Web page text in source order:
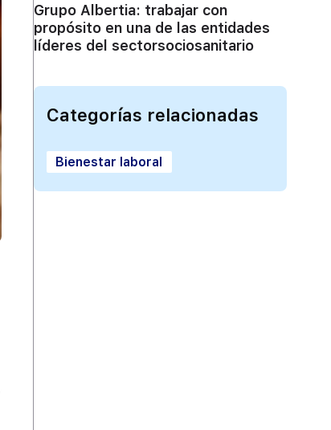
Grupo Albertia: trabajar con
propósito en una de las entidades
líderes del sectorsociosanitario
Categorías relacionadas
Bienestar laboral